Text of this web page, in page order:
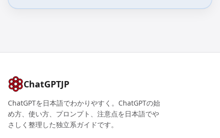
ChatGPTJP
ChatGPTを日本語でわかりやすく。ChatGPTの始
め方、使い方、プロンプト、注意点を日本語でや
さしく整理した独立系ガイドです。